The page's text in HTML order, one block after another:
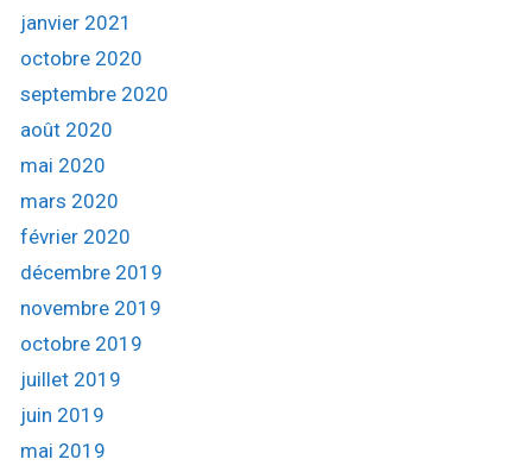
janvier 2021
octobre 2020
septembre 2020
août 2020
mai 2020
mars 2020
février 2020
décembre 2019
novembre 2019
octobre 2019
juillet 2019
juin 2019
mai 2019